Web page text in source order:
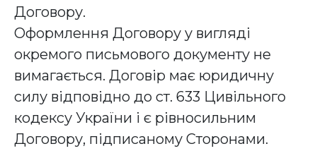
Договору.
Оформлення Договору у вигляді
окремого письмового документу не
вимагається. Договір має юридичну
силу відповідно до ст. 633 Цивільного
кодексу України і є рівносильним
Договору, підписаному Сторонами.